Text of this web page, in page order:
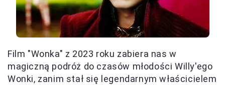
Film "Wonka" z 2023 roku zabiera nas w
magiczną podróż do czasów młodości Willy'ego
Wonki, zanim stał się legendarnym właścicielem